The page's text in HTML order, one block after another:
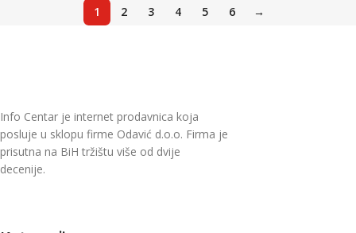
1 2 3 4 5 6 →
Info Centar je internet prodavnica koja
posluje u sklopu firme Odavić d.o.o. Firma je
prisutna na BiH tržištu više od dvije
decenije.